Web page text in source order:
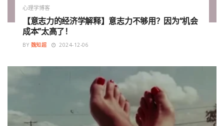
心理学博客
【意志力的经济学解释】意志力不够用？因为“机会
成本”太高了！
BY 魏知超 2024-12-06